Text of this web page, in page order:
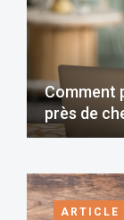
Comment
près de
ARTICLE